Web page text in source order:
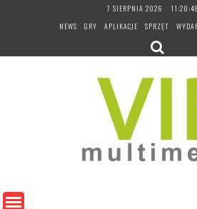
7 SIERPNIA 2026
NEWS
GRY APLIKACJE SPRZĘT